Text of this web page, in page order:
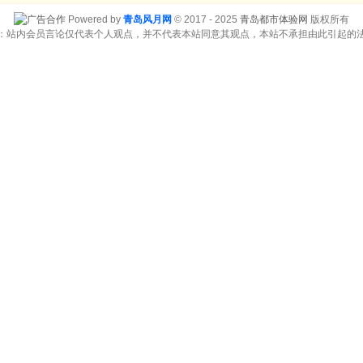
Powered by 青岛风月网 © 2017 - 2025 青岛都市体验网 版权所有
站内会员言论仅代表个人观点，并不代表本站同意其观点，本站不承担由此引起的